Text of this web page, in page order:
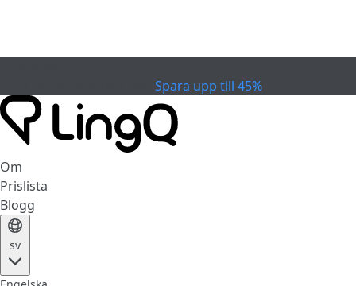
Spara upp till 45%
Om
Prislista
Blogg
sv